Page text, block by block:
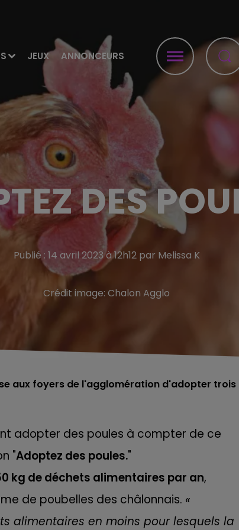
JEUX ANNONCEURS
DES
Publié : 14 avril 2023 à 12h12 par Melissa K
Crédit image: Chalon Agglo
aux foyers de l'agglomération d'adopter trois
adopter des poules à compter de ce
"Adoptez des poules."
kg de déchets alimentaires par an,
de poubelles des châlonnais. «
alimentaires en moins pour lesquels la